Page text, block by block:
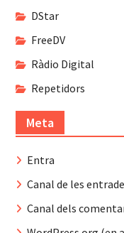
DStar
FreeDV
Ràdio Digital
Repetidors
Meta
Entra
Canal de les
Canal dels